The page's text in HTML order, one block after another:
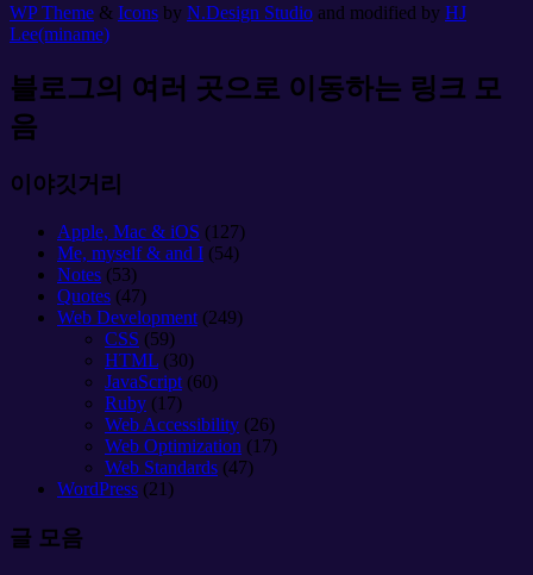
WP Theme & Icons by N.Design Studio and modified by HJ
Lee(miname)
블로그의 여러 곳으로 이동하는 링크 모
음
이야깃거리
Apple, Mac & iOS (127)
Me, myself & and I (54)
Notes (53)
Quotes (47)
Web Development(249)
CSS (59)
HTML (30)
JavaScript(60)
Ruby (17)
Web Accessibility (26)
Web Optimization (17)
Web Standards (47)
WordPress (21)
글 모음